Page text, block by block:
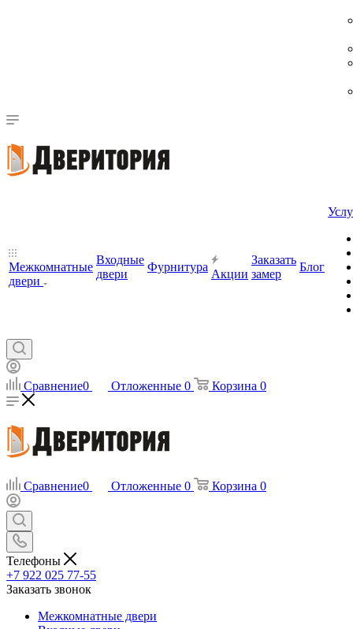
Межкомнатные
двери
Входные
двери
Фурнитура
Акции
Заказать
замер
Блог
Сравнение0 Отложенные 0 Корзина 0
Сравнение0 Отложенные 0 Корзина 0
Телефоны
+7 922 025 77-55
Заказать звонок
Межкомнатные двери